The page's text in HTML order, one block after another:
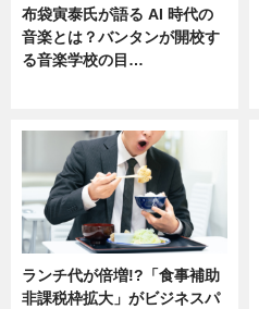
布袋寅泰氏が語る AI 時代の
音楽とは？バンタンが開校す
る音楽学校の目…
ランチ代が倍増!?「食事補助
非課税枠拡大」がビジネスパ